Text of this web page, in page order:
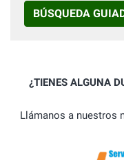
BÚSQUEDA
¿TIENES ALGUNA
Llámanos a nuestros